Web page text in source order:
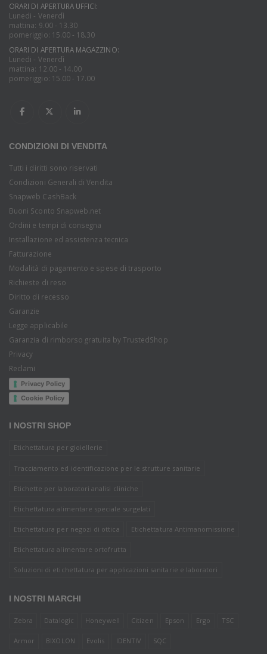
ORARI DI APERTURA UFFICI:
Lunedi - Venerdì
mattina: 9.00 - 13.30
pomeriggio: 15.00 - 18.30
ORARI DI APERTURA MAGAZZINO:
Lunedi - Venerdì
mattina: 12.00 - 14.00
pomeriggio: 15.00 - 17.00
CONDIZIONI DI VENDITA
Tutti i diritti sono riservati
Condizioni Generali di Vendita
Snapweb CashBack
Buoni Sconto Snapweb.net
Ordini e tempi di consegna
Installazione ed assistenza tecnica
Fatturazione
Modalità di pagamento e spese di trasporto
Richieste di reso
Diritto di recesso
Garanzie
Legge applicabile
Garanzia di rimborso gratuita by TrustedShop
Privacy
Reclami
Privacy Policy
Cookie Policy
I NOSTRI SHOP
Etichettatura per gioiellerie
Tracciamento ed identificazione per le strutture sanitarie
Etichette per laboratori analisi cliniche
Etichettatura alimentare speciale surgelati
Etichettatura per negozi di ottica Etichettatura Antimanomissione
Etichettatura alimentare ortofrutta
Soluzioni di etichettatura per applicazioni sanitarie e laboratori
I NOSTRI MARCHI
Zebra Datalogic Honeywell Citizen Epson Ergo TSC
Armor BIXOLON Evolis IDENTIV SQC